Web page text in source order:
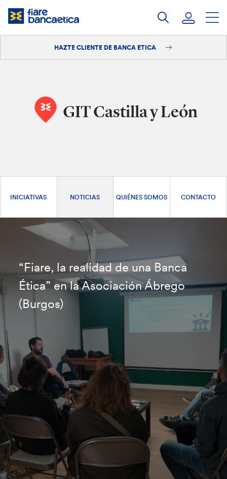
Saltar
HAZTE CLIENTE DE BANCA ETICA
GIT Castilla y León
INICIATIVAS NOTICIAS QUIÉNES SOMOS CONTACTO
“Fiare, la realidad de una Banca
Ética” en la Asociación Ábrego
(Burgos)